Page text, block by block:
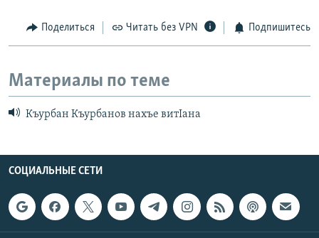
Поделиться Читать без VPN Подпишитесь
Материалы по теме
Къурбан Къурбанов нахъе витIана
СОЦИАЛЬНЫЕ СЕТИ